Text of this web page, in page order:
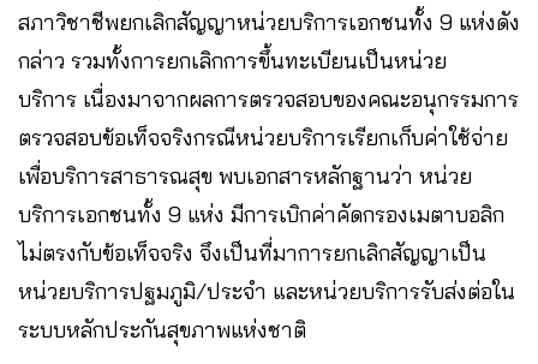
สภาวิชาชีพยกเลิกสัญญาหน่วยบริการเอกชนทั้ง 9 แห่งดัง
กล่าว รวมทั้งการยกเลิกการขึ้นทะเบียนเป็นหน่วย
บริการ เนื่องมาจากผลการตรวจสอบของคณะอนุกรรมการ
ตรวจสอบข้อเท็จจริงกรณีหน่วยบริการเรียกเก็บค่าใช้จ่าย
เพื่อบริการสาธารณสุข พบเอกสารหลักฐานว่า หน่วย
บริการเอกชนทั้ง 9 แห่ง มีการเบิกค่าคัดกรองเมตาบอลิก
ไม่ตรงกับข้อเท็จจริง จึงเป็นที่มาการยกเลิกสัญญาเป็น
หน่วยบริการปฐมภูมิ/ประจำ และหน่วยบริการรับส่งต่อใน
ระบบหลักประกันสุขภาพแห่งชาติ